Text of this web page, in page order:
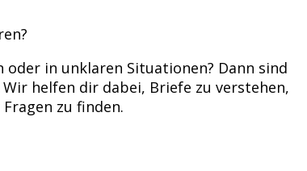
in unklaren Situationen? Dann sind
helfen dir dabei, Briefe zu verstehen,
zu finden.